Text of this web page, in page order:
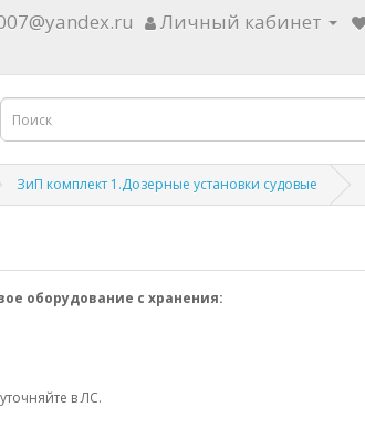
Личный кабинет
ЗиП комплект 1.Дозерные установки судовые
оборудование с хранения:
уточняйте в ЛС.